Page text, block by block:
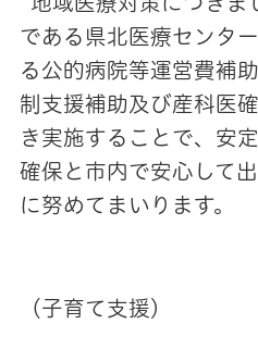
である県北医療センタ
る公的病院等運営費補
制支援補助及び産科医
き実施することで、安
確保と市内で安心して
に努めてまいります。
（子育て支援）